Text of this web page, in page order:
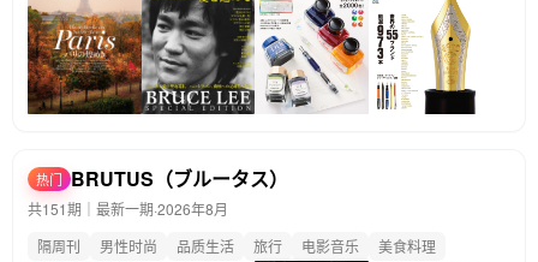
热门 BRUTUS（ブルータス）
共151期｜最新一期·2026年8月
隔周刊
男性时尚 品质生活 旅行 电影音乐 美食料理